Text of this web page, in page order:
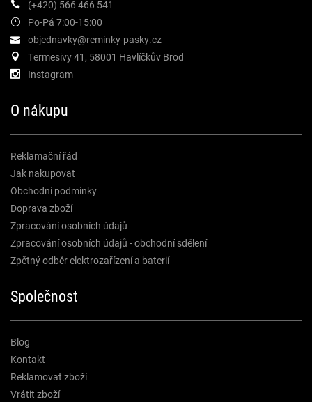
(+420) 566 466 541
Po-Pá 7:00-15:00
objednavky@reminky-pasky.cz
Termesivy 41, 58001 Havlíčkův Brod
Instagram
O nákupu
Reklamační řád
Jak nakupovat
Obchodní podmínky
Doprava zboží
Zpracování osobních údajů
Zpracování osobních údajů - obchodní sdělení
Zpětný odběr elektrozařízení a baterií
Společnost
Blog
Kontakt
Reklamovat zboží
Vrátit zboží